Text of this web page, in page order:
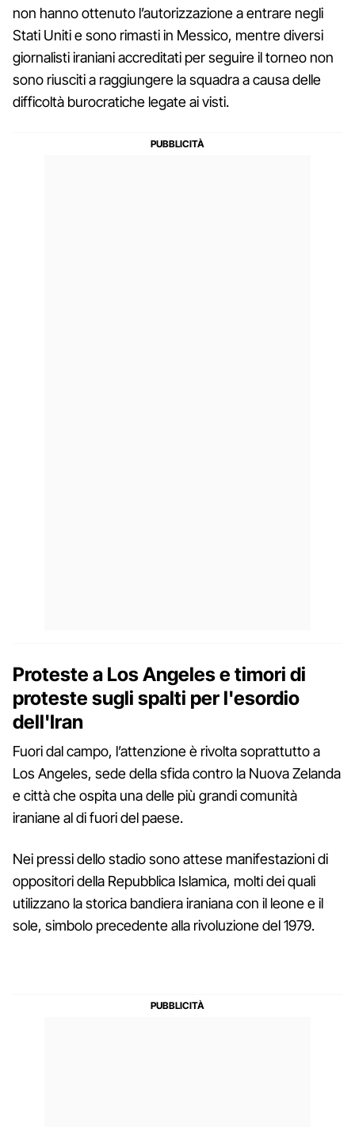
non hanno ottenuto l’autorizzazione a entrare negli
Stati Uniti e sono rimasti in Messico, mentre diversi
giornalisti iraniani accreditati per seguire il torneo non
sono riusciti a raggiungere la squadra a causa delle
difficoltà burocratiche legate ai visti.
Proteste a Los Angeles e timori di
proteste sugli spalti per l'esordio
dell'Iran
Fuori dal campo, l’attenzione è rivolta soprattutto a
Los Angeles, sede della sfida contro la Nuova Zelanda
e città che ospita una delle più grandi comunità
iraniane al di fuori del paese.
Nei pressi dello stadio sono attese manifestazioni di
oppositori della Repubblica Islamica, molti dei quali
utilizzano la storica bandiera iraniana con il leone e il
sole, simbolo precedente alla rivoluzione del 1979.